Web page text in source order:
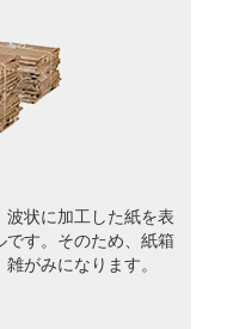
状に加工した紙を表
です。そのため、紙箱
がみになります。